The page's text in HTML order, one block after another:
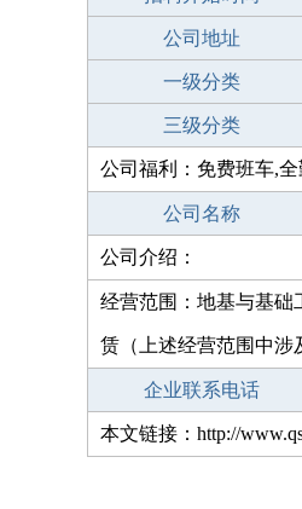
公司地址
一级分类
三级分类
公司福利：免费班车,
公司名称
公司介绍：
经营范围：地基与基础
赁（上述经营范围中涉
企业联系电话
本文链接：http://